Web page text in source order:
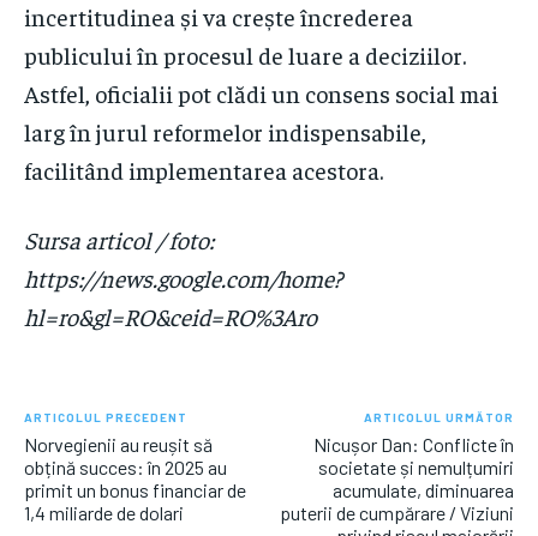
incertitudinea și va crește încrederea
publicului în procesul de luare a deciziilor.
Astfel, oficialii pot clădi un consens social mai
larg în jurul reformelor indispensabile,
facilitând implementarea acestora.
Sursa articol / foto:
https://news.google.com/home?
hl=ro&gl=RO&ceid=RO%3Aro
ARTICOLUL PRECEDENT
Norvegienii au reușit să
obțină succes: în 2025 au
primit un bonus financiar de
1,4 miliarde de dolari
ARTICOLUL URMĂTOR
Nicușor Dan: Conflicte în
societate și nemulțumiri
acumulate, diminuarea
puterii de cumpărare / Viziuni